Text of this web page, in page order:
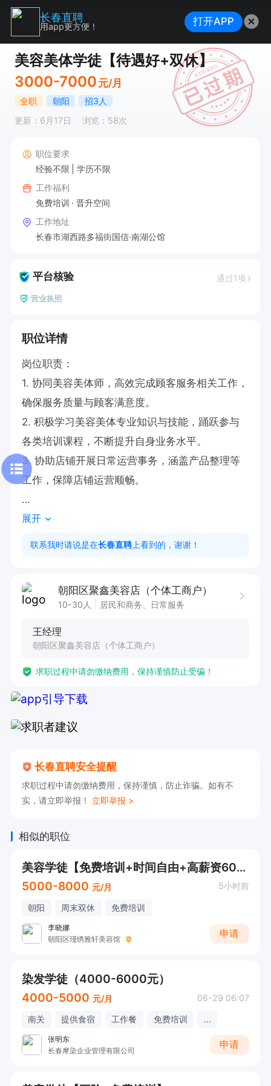
美容美体学徒【待遇好+双休】
3000-7000 元/月
全职 朝阳
招3人
更新：6月17日
浏览：58次
职位要求
经验不限
学历不限
工作福利
免费培训
晋升空间
工作地址
长春市湖西路多福街国信·南湖公馆
平台核验 通过1项
营业执照
职位详情
岗位职责：
1. 协同美容美体师，高效完成顾客服务相关工作，
确保服务质量与顾客满意度。
2. 积极学习美容美体专业知识与技能，踊跃参与
各类培训课程，不断提升自身业务水平。
3. 协助店铺开展日常运营事务，涵盖产品整理等
工作，保障店铺运营顺畅。
任职要求：
1. 对美容美体行业充满热情，具备较强的学习意愿
进行有效的互动交流。
的工作节奏。
4. 愿意投身美容美体行业，致力于长期发展，渴
望在该领域积累丰富经验。
5. 能够熟练掌握美容美体相关知识与技能，持有
展开
联系我时请说是在长春直聘 上看到的，谢谢！
朝阳区聚鑫美容店（个体工商户）
10-30人 居民和商务、日常服务
王经理
朝阳区聚鑫美容店（个体工商户）
求职过程中请勿缴纳费用，保持谨慎防止受骗！
长春直聘安全提醒
求职过程中请勿缴纳费用，保持谨慎，防止诈骗。如有不
实，请立即举报！ 立即举报 >
相似的职位
美容学徒【免费培训+时间自由+高薪资6000+】
5000-8000 元/月 5小时前
朝阳 周末双休 免费培训
李晓娜
朝阳区瑾绣雅轩美容馆
申请
染发学徒（4000-6000元）
4000-5000 元/月 06-29 06:07
南关 提供食宿 工作餐 免费培训 ...
张明东
长春摩染企业管理有限公司
申请
长春直聘
用app更方便！ 打开APP